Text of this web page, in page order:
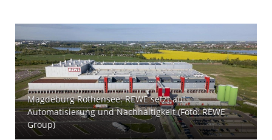
Magdeburg Rothensee: REWE setzt auf
Automatisierung und Nachhaltigkeit (Foto: REWE
Group)